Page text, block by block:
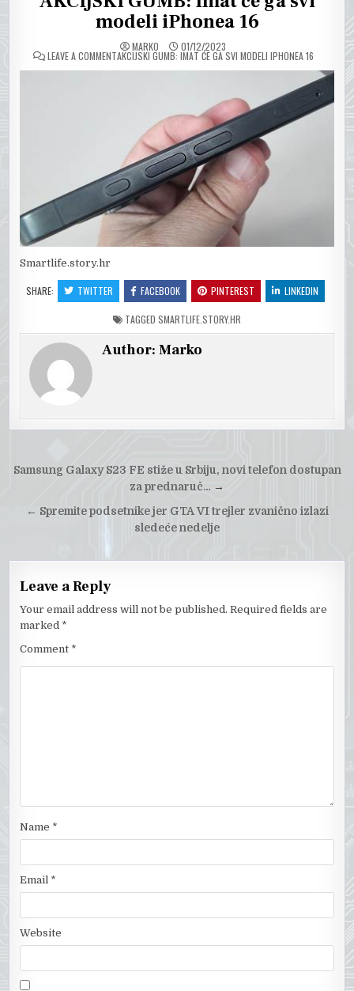
modeli iPhonea 16
MARKO 01/12/2023
LEAVE A COMMENTON
AKCIJSKI GUMB: IMAT ĆE GA SVI MODELI IPHONEA 16
Smartlife.story.hr
SHARE: TWITTER FACEBOOK PINTEREST LINKEDIN
TAGGED SMARTLIFE.STORY.HR
Author:Marko
Post
Samsung Galaxy S23 FE stiže u Srbiju, novi telefon dostupan
za prednaruč… →
← Spremite podsetnike jer GTA VI trejler zvanično izlazi
sledeće nedelje
Leave a Reply
Your email address will not be published. Required fields are
marked *
Comment *
Name *
Email *
Website